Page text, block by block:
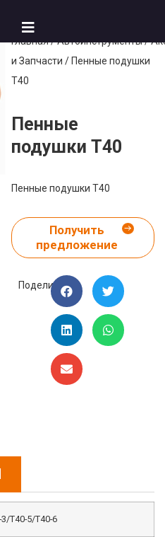
Главная/Автоинструменты/
и Запчасти / Пенные подушки
T40
Пенные
подушки T40
Пенные подушки T40
Получить
предложение
Поделиться:
3/T40-5/T40-6